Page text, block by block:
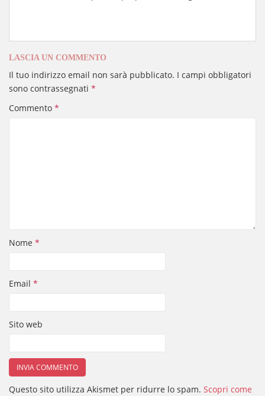
LASCIA UN COMMENTO
Il tuo indirizzo email non sarà pubblicato. I campi obbligatori
sono contrassegnati *
Commento *
Nome *
Email *
Sito web
Questo sito utilizza Akismet per ridurre lo spam. Scopri come